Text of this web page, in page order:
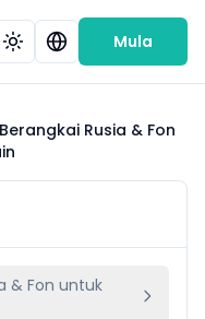
Mula
Rusia & Fon
& Fon untuk